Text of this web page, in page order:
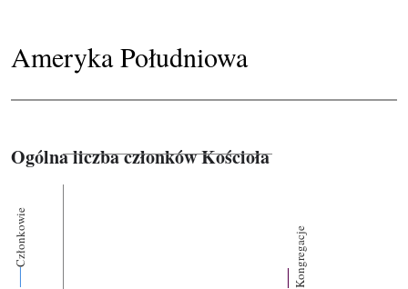
Ameryka Południowa
Ogólna liczba członków Kościoła
Członkowie Kongregacje